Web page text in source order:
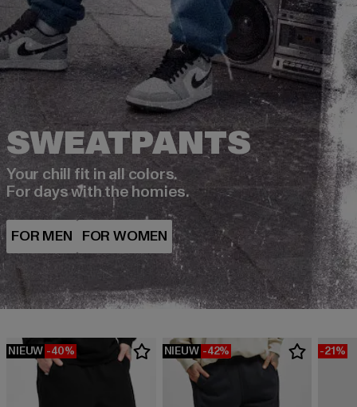
Your chill fit in all colors.
For days with the homies.
NIEUW -40% NIEUW -42% -21%